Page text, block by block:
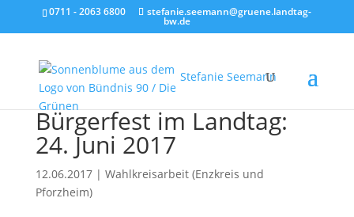
0711 - 2063 6800 stefanie.seemann@gruene.landtag-
bw.de
Stefanie Seemann
Bürgerfest im Landtag:
24. Juni 2017
12.06.2017| Wahlkreisarbeit (Enzkreis und
Pforzheim)